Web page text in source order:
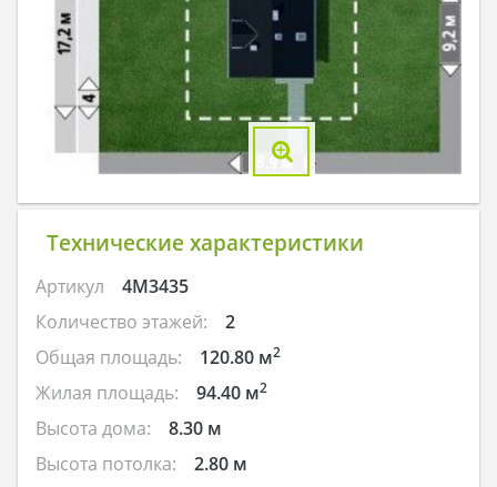
Технические характеристики
Артикул
4M3435
Количество этажей:
2
Общая площадь:
120.80 м2
Жилая площадь: 94.40 м2
Высота дома:
8.30 м
Высота потолка:
2.80 м